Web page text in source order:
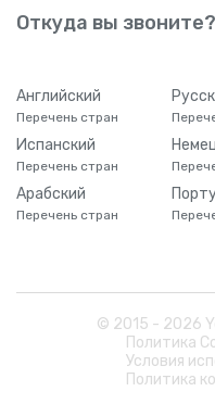
Откуда вы
Английский
Перечень стран
Испанский
Перечень стран
Арабский
Перечень стран
© 2015 - 2026
Политика
Условия
Политика